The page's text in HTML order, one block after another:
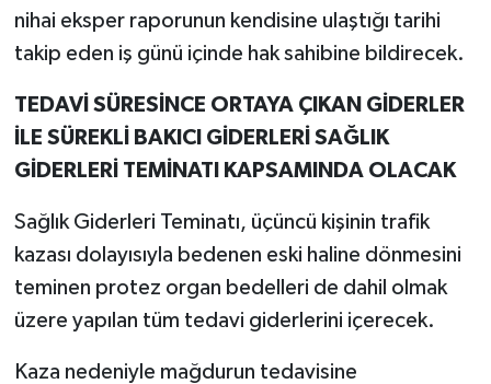
nihai eksper raporunun kendisine ulaştığı tarihi
takip eden iş günü içinde hak sahibine bildirecek.
TEDAVİ SÜRESİNCE ORTAYA ÇIKAN GİDERLER
İLE SÜREKLİ BAKICI GİDERLERİ SAĞLIK
GİDERLERİ TEMİNATI KAPSAMINDA OLACAK
Sağlık Giderleri Teminatı, üçüncü kişinin trafik
kazası dolayısıyla bedenen eski haline dönmesini
teminen protez organ bedelleri de dahil olmak
üzere yapılan tüm tedavi giderlerini içerecek.
Kaza nedeniyle mağdurun tedavisine